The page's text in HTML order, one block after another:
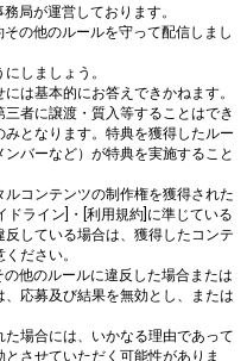
局が運営しております。
その他のルールを守って配信しまし
しましょう。
は基本的にお答えできかねます。
者に譲渡・質入等することはでき
となります。特典を獲得したルー
バーなど）が特典を実施すること
ルコンテンツの制作権を獲得された
ドライン]・[利用規約]に準じている
している場合は、獲得したコンテ
ださい。
の他のルールに違反した場合または
応募及び結果を無効とし、または
た場合には、いかなる理由であって
させていただく可能性がありま